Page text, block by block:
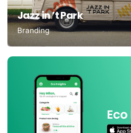
Jazz in ’t Park
Branding